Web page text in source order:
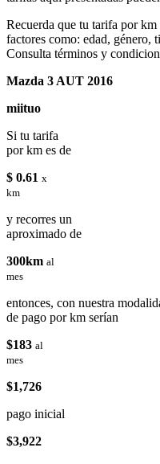
Recuerda que tu tarifa por km
factores como: edad, género,
Consulta términos y
Mazda 3 AUT 2016
miituo
Si tu tarifa
por km es de
$ 0.61 x
km
y recorres un
aproximado de
300km al
mes
entonces, con nuestra
de pago por km serían
$183 al
mes
$1,726
pago inicial
$3,922